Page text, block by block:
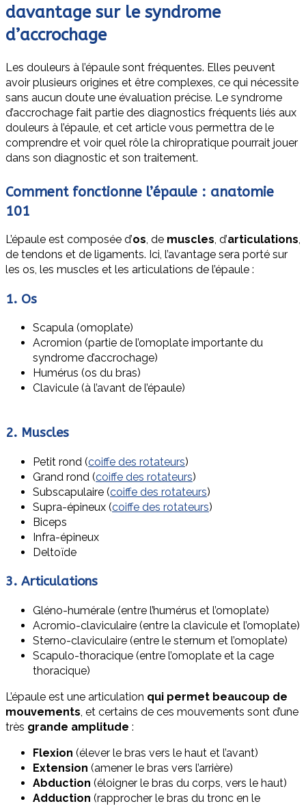
davantage sur le syndrome
d’accrochage
Les douleurs à l’épaule sont fréquentes. Elles peuvent
avoir plusieurs origines et être complexes, ce qui nécessite
sans aucun doute une évaluation précise. Le syndrome
d’accrochage fait partie des diagnostics fréquents liés aux
douleurs à l’épaule, et cet article vous permettra de le
comprendre et voir quel rôle la chiropratique pourrait jouer
dans son diagnostic et son traitement.
Comment fonctionne l’épaule : anatomie
101
L’épaule est composée d’os, de muscles, d’articulations,
de tendons et de ligaments. Ici, l’avantage sera porté sur
les os, les muscles et les articulations de l’épaule :
1. Os
Scapula (omoplate)
Acromion (partie de l’omoplate importante du
syndrome d’accrochage)
Humérus (os du bras)
Clavicule (à l’avant de l’épaule)
2. Muscles
Petit rond (coiffe des rotateurs)
Grand rond (coiffe des rotateurs)
Subscapulaire (coiffe des rotateurs)
Supra-épineux (coiffe des rotateurs)
Biceps
Infra-épineux
Deltoïde
3. Articulations
Gléno-humérale (entre l’humérus et l’omoplate)
Acromio-claviculaire (entre la clavicule et l’omoplate)
Sterno-claviculaire (entre le sternum et l’omoplate)
Scapulo-thoracique (entre l’omoplate et la cage
thoracique)
L’épaule est une articulation qui permet beaucoup de
mouvements, et certains de ces mouvements sont d’une
très grande amplitude :
Flexion (élever le bras vers le haut et l’avant)
Extension (amener le bras vers l’arrière)
Abduction (éloigner le bras du corps, vers le haut)
Adduction (rapprocher le bras du tronc en le